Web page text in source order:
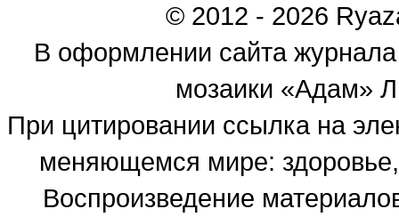
© 2012 - 2026
В оформлении сайта
мозаики «Адам»
При цитировании ссылка на
меняющемся мире: здоровье,
Воспроизведение